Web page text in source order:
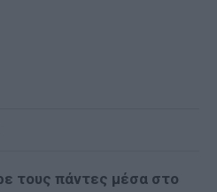
τους πάντες μέσα στο